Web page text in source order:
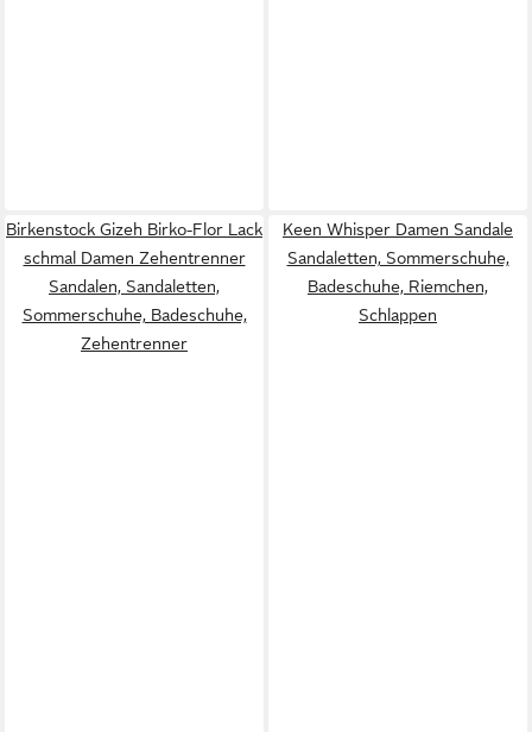
Birkenstock Gizeh Birko-Flor Lack
schmal Damen Zehentrenner
Sandalen, Sandaletten,
Sommerschuhe, Badeschuhe,
Zehentrenner
Keen Whisper Damen Sandale
Sandaletten, Sommerschuhe,
Badeschuhe, Riemchen,
Schlappen